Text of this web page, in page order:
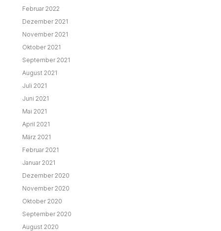
Februar 2022
Dezember 2021
November 2021
Oktober 2021
September 2021
August 2021
Juli 2021
Juni 2021
Mai 2021
April 2021
März 2021
Februar 2021
Januar 2021
Dezember 2020
November 2020
Oktober 2020
September 2020
August 2020